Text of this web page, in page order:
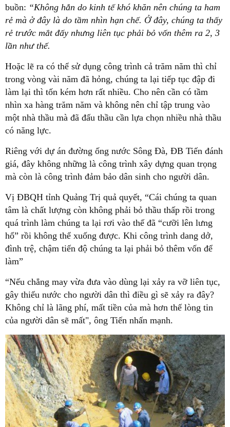
buồn: “Không hẳn do kinh tế khó khăn nên chúng ta ham
rẻ mà ở đây là do tầm nhìn hạn chế. Ở đây, chúng ta thấy
rẻ trước mắt đấy nhưng liên tục phải bỏ vốn thêm ra 2, 3
lần như thế.
Hoặc lẽ ra có thể sử dụng công trình cả trăm năm thì chỉ
trong vòng vài năm đã hỏng, chúng ta lại tiếp tục đập đi
làm lại thì tốn kém hơn rất nhiều. Cho nên cần có tầm
nhìn xa hàng trăm năm và không nên chỉ tập trung vào
một nhà thầu mà đã đấu thầu cần lựa chọn nhiều nhà thầu
có năng lực.
Riêng với dự án đường ống nước Sông Đà, ĐB Tiến đánh
giá, đây không những là công trình xây dựng quan trọng
mà còn là công trình đảm bảo dân sinh cho người dân.
Vị ĐBQH tỉnh Quảng Trị quả quyết, “Cái chúng ta quan
tâm là chất lượng còn không phải bỏ thầu thấp rồi trong
quá trình làm chúng ta lại rơi vào thế đã “cưỡi lên lưng
hổ” rồi không thể xuống được. Khi công trình dang dở,
đình trệ, chậm tiến độ chúng ta lại phải bỏ thêm vốn để
làm”
“Nếu chẳng may vừa đưa vào dùng lại xảy ra vỡ liên tục,
gây thiếu nước cho người dân thì điều gì sẽ xảy ra đây?
Không chỉ là lãng phí, mất tiền của mà hơn thế lòng tin
của người dân sẽ mất", ông Tiến nhấn mạnh.